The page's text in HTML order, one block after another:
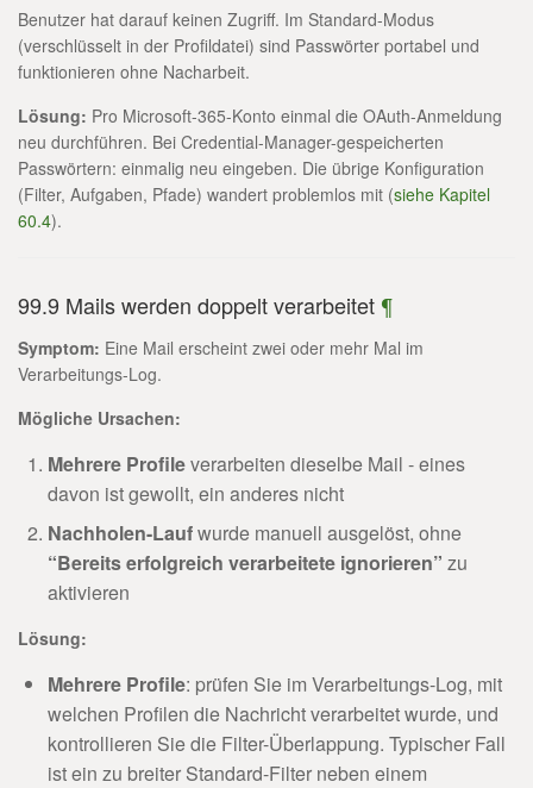
Benutzer hat darauf keinen Zugriff. Im Standard-Modus
(verschlüsselt in der Profildatei) sind Passwörter portabel und
funktionieren ohne Nacharbeit.
Lösung: Pro Microsoft-365-Konto einmal die OAuth-Anmeldung
neu durchführen. Bei Credential-Manager-gespeicherten
Passwörtern: einmalig neu eingeben. Die übrige Konfiguration
(Filter, Aufgaben, Pfade) wandert problemlos mit (siehe Kapitel
60.4).
99.9 Mails werden doppelt verarbeitet ¶
Symptom: Eine Mail erscheint zwei oder mehr Mal im
Verarbeitungs-Log.
Mögliche Ursachen:
Mehrere Profileverarbeiten dieselbe Mail - eines
davon ist gewollt, ein anderes nicht
Nachholen-Laufwurde manuell ausgelöst, ohne
“Bereits erfolgreich verarbeitete ignorieren” zu
aktivieren
Lösung:
Mehrere Profile: prüfen Sie im Verarbeitungs-Log, mit
welchen Profilen die Nachricht verarbeitet wurde, und
kontrollieren Sie die Filter-Überlappung. Typischer Fall
ist ein zu breiter Standard-Filter neben einem